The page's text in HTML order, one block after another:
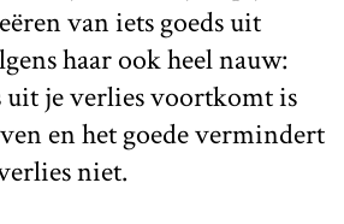
van iets goeds uit
haar ook heel nauw:
uit je verlies voortkomt is
en het goede vermindert
niet.